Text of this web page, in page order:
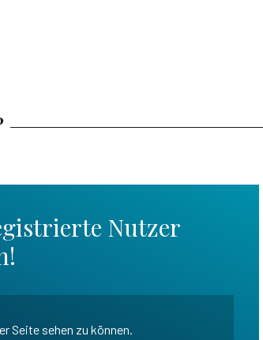
Nutzer
Seite sehen zu können.